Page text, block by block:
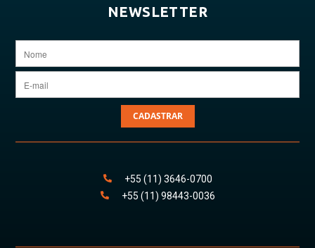
NEWSLETTER
CADASTRAR
+55 (11) 3646-0700
+55 (11) 98443-0036